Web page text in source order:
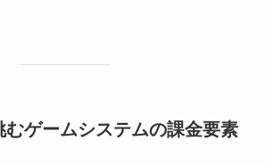
むゲームシステムの課金要素